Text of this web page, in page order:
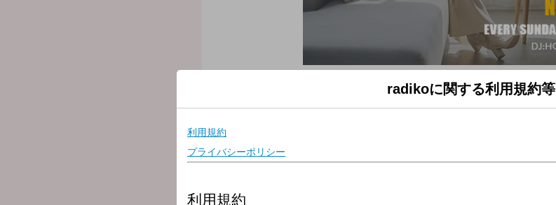
番組名
明日誰かに話したくなる、ポップな情報が飛び出す2時間をお届けします♪
radikoに関する利用規約等